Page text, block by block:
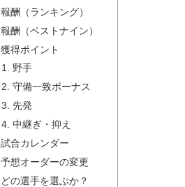
報酬（ランキング）
報酬（ベストナイン）
獲得ポイント
野手
守備一致ボーナス
先発
中継ぎ・抑え
試合カレンダー
予想オーダーの変更
どの選手を選ぶか？